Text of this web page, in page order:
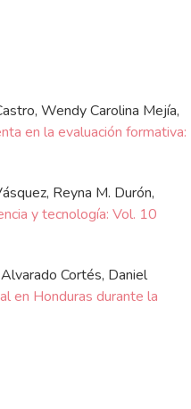
Wendy Carolina Mejía,
en la evaluación formativa:
Reyna M. Durón,
y tecnología: Vol. 10
Cortés, Daniel
en Honduras durante la